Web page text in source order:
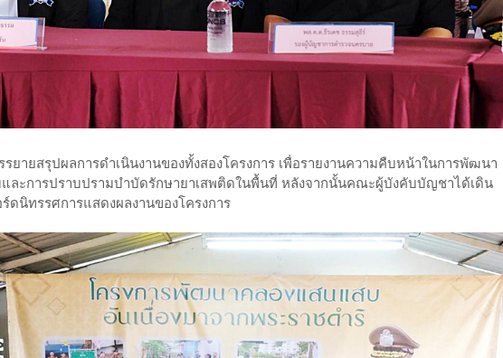
รยายสรุปผลการดำเนินงานของทั้งสองโครงการ เพื่อรายงานความคืบหน้าในการพัฒนา
ละการปราบปรามบำบัดรักษายาเสพติดในพื้นที่ หลังจากนั้นคณะผู้บังคับบัญชาได้เดิน
ดนิทรรศการแสดงผลงานของโครงการ